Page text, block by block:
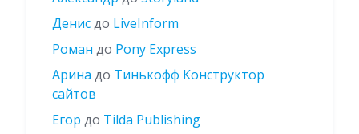
Денисдо LiveInform
Роман до Pony Express
Арина до Тинькофф Конструктор
сайтов
Егор до Tilda Publishing